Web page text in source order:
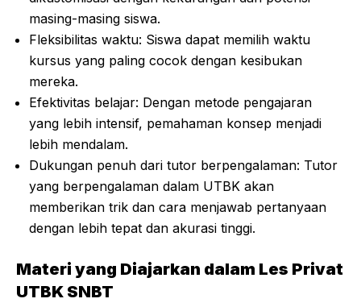
masing-masing siswa.
Fleksibilitas waktu: Siswa dapat memilih waktu
kursus yang paling cocok dengan kesibukan
mereka.
Efektivitas belajar: Dengan metode pengajaran
yang lebih intensif, pemahaman konsep menjadi
lebih mendalam.
Dukungan penuh dari tutor berpengalaman: Tutor
yang berpengalaman dalam UTBK akan
memberikan trik dan cara menjawab pertanyaan
dengan lebih tepat dan akurasi tinggi.
Materi yang Diajarkan dalam Les Privat
UTBK SNBT